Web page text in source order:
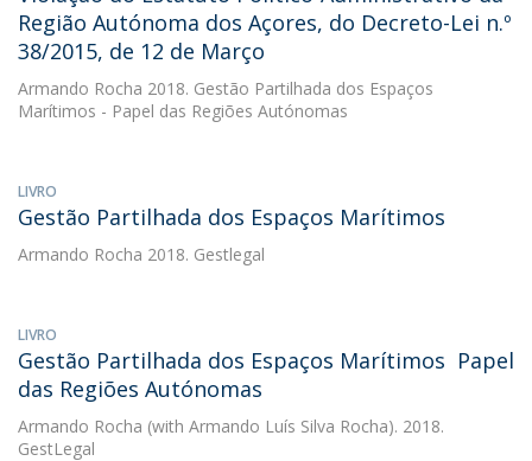
Região Autónoma dos Açores, do Decreto-Lei n.º
38/2015, de 12 de Março
Armando Rocha 2018. Gestão Partilhada dos Espaços
Marítimos - Papel das Regiões Autónomas
LIVRO
Gestão Partilhada dos Espaços Marítimos
Armando Rocha 2018. Gestlegal
LIVRO
Gestão Partilhada dos Espaços Marítimos  Papel
das Regiões Autónomas
Armando Rocha (with Armando Luís Silva Rocha). 2018.
GestLegal